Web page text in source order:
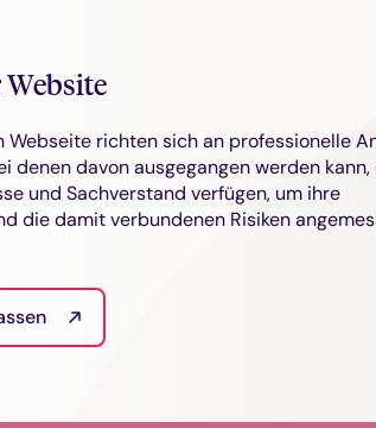
GG
Wasserstoff-
Fonds
FRAM Capital
Skandinavien
richten sich an professionelle
denen davon ausgegangen werden
und Sachverstand verfügen, um ihre
die damit verbundenen Risiken